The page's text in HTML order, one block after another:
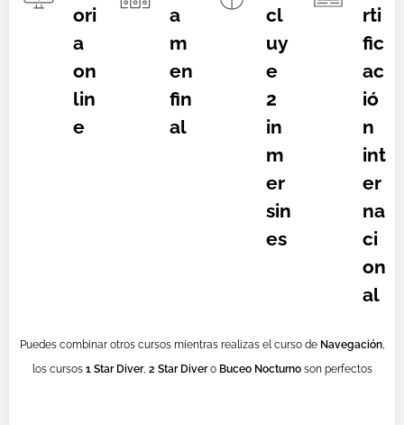
ori
a
on
lin
e
a
m
en
fin
al
cl
uy
e
2
in
m
er
sin
es
rti
fic
ac
ió
n
int
er
na
ci
on
al
Puedes combinar otros cursos mientras realizas el curso deNavegación,
los cursos 1 Star Diver, 2 Star Divero Buceo Nocturnoson perfectos